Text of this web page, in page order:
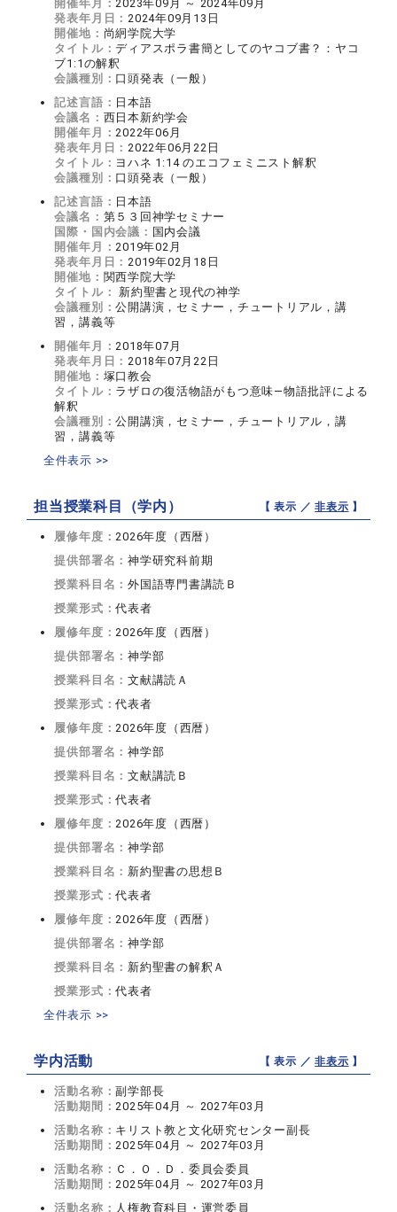
開催年月： 2023年09月 ～ 2024年09月
発表年月日： 2024年09月13日
開催地： 尚絅学院大学
タイトル：ディアスポラ書簡としてのヤコブ書？：ヤコ
ブ1:1の解釈
会議種別： 口頭発表（一般）
記述言語： 日本語
会議名： 西日本新約学会
開催年月： 2022年06月
発表年月日： 2022年06月22日
タイトル： ヨハネ 1:14 のエコフェミニスト解釈
会議種別： 口頭発表（一般）
記述言語： 日本語
会議名： 第５３回神学セミナー
国際・国内会議： 国内会議
開催年月： 2019年02月
発表年月日： 2019年02月18日
開催地： 関西学院大学
タイトル：
新約聖書と現代の神学
会議種別：公開講演，セミナー，チュートリアル，講
習，講義等
開催年月： 2018年07月
発表年月日： 2018年07月22日
開催地： 塚口教会
タイトル： ラザロの復活物語がもつ意味―物語批評による
解釈
会議種別：公開講演，セミナー，チュートリアル，講
習，講義等
全件表示 >>
担当授業科目（学内） 【 表示 ／非表示 】
履修年度： 2026年度（西暦）
提供部署名：神学研究科前期
授業科目名：外国語専門書講読Ｂ
授業形式：代表者
履修年度： 2026年度（西暦）
提供部署名：神学部
授業科目名：文献講読Ａ
授業形式：代表者
履修年度： 2026年度（西暦）
提供部署名：神学部
授業科目名：文献講読Ｂ
授業形式：代表者
履修年度： 2026年度（西暦）
提供部署名：神学部
授業科目名： 新約聖書の思想Ｂ
授業形式：代表者
履修年度： 2026年度（西暦）
提供部署名：神学部
授業科目名： 新約聖書の解釈Ａ
授業形式：代表者
全件表示 >>
学内活動 【 表示 ／非表示 】
活動名称：副学部長
活動期間： 2025年04月 ～ 2027年03月
活動名称： キリスト教と文化研究センター副長
活動期間： 2025年04月 ～ 2027年03月
活動名称： Ｃ．Ｏ．Ｄ．委員会委員
活動期間： 2025年04月 ～ 2027年03月
活動名称： 人権教育科目・運営委員